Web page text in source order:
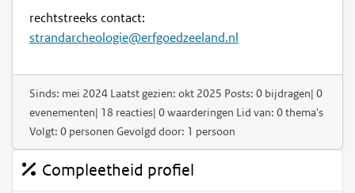
rechtstreeks contact:
strandarcheologie@erfgoedzeeland.nl
Sinds: mei 2024 Laatst gezien: okt 2025 Posts: 0 bijdragen| 0
evenementen| 18 reacties| 0 waarderingen Lid van: 0 thema's
Volgt: 0 personen Gevolgd door: 1 persoon
Compleetheid profiel